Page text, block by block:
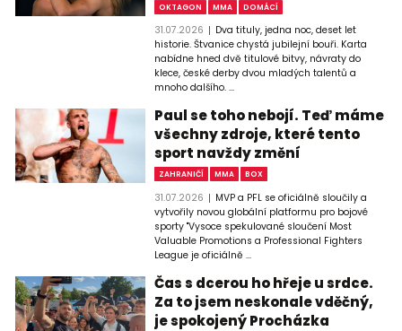
OKTAGON MMA DOMÁCÍ
31.07.2026
Dva tituly, jedna noc, deset let
historie. Štvanice chystá jubilejní bouři. Karta
nabídne hned dvě titulové bitvy, návraty do
klece, české derby dvou mladých talentů a
mnoho dalšího. ...
Paul se toho nebojí. Teď máme
všechny zdroje, které tento
sport navždy změní
ZAHRANIČÍ MMA BOX
31.07.2026
MVP a PFL se oficiálně sloučily a
vytvořily novou globální platformu pro bojové
sporty "Vysoce spekulované sloučení Most
Valuable Promotions a Professional Fighters
League je oficiálně ...
Čas s dcerou ho hřeje u srdce.
Za to jsem neskonale vděčný,
je spokojený Procházka